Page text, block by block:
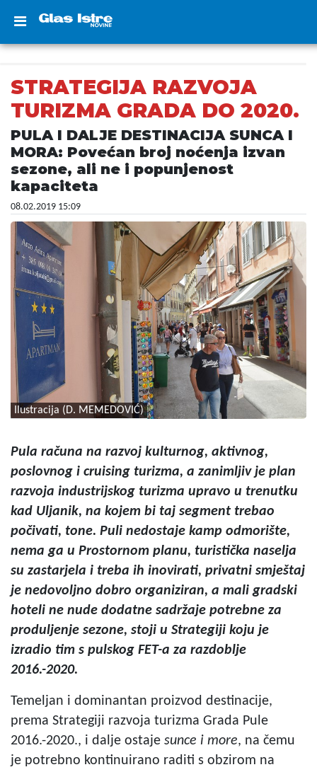
STRATEGIJA RAZVOJA
TURIZMA GRADA DO 2020.
PULA I DALJE DESTINACIJA SUNCA I
MORA: Povećan broj noćenja izvan
sezone, ali ne i popunjenost
kapaciteta
08.02.2019 15:09
Ilustracija (D. MEMEDOVIĆ)
Pula računa na razvoj kulturnog, aktivnog,
poslovnog i cruising turizma, a zanimljiv je plan
razvoja industrijskog turizma upravo u trenutku
kad Uljanik, na kojem bi taj segment trebao
počivati, tone. Puli nedostaje kamp odmorište,
nema ga u Prostornom planu, turistička naselja
su zastarjela i treba ih inovirati, privatni smještaj
je nedovoljno dobro organiziran, a mali gradski
hoteli ne nude dodatne sadržaje potrebne za
produljenje sezone, stoji u Strategiji koju je
izradio tim s pulskog FET-a za razdoblje
2016.-2020.
Temeljan i dominantan proizvod destinacije,
prema Strategiji razvoja turizma Grada Pule
2016.-2020., i dalje ostaje sunce i more, na čemu
je potrebno kontinuirano raditi s obzirom na